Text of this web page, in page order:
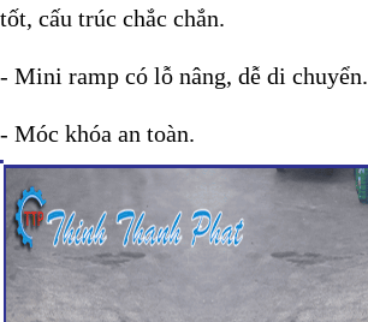
tốt, cấu trúc chắc chắn.
- Mini ramp có lỗ nâng, dễ di chuyển.
- Móc khóa an toàn.